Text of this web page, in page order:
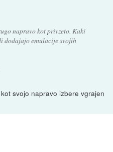
napravo kot privzeto. Kaki
dodajajo emulacije svojih
svojo napravo izbere vgrajen